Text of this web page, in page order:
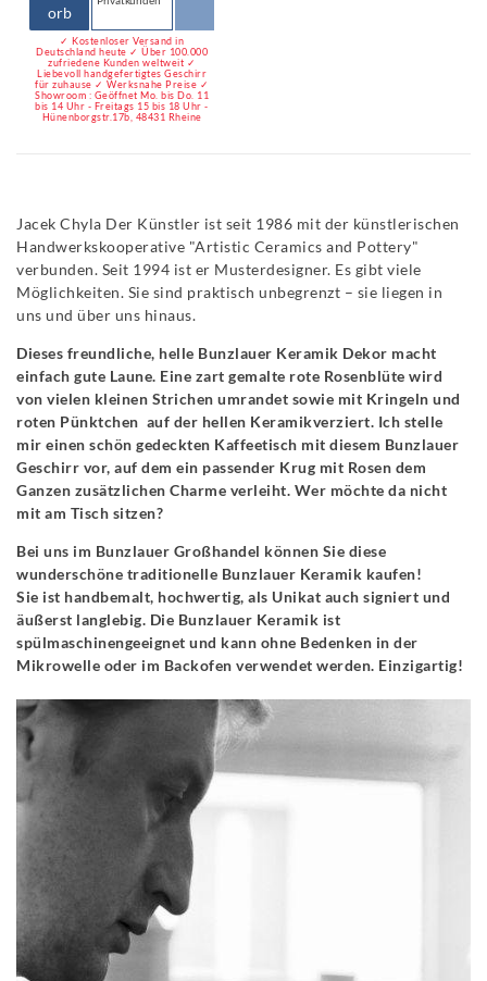
orb
✓ Kostenloser Versand in
Deutschland heute ✓ Über 100.000
zufriedene Kunden weltweit ✓
Liebevoll handgefertigtes Geschirr
für zuhause ✓ Werksnahe Preise ✓
Showroom : Geöffnet Mo. bis Do. 11
bis 14 Uhr - Freitags 15 bis 18 Uhr -
Hünenborgstr.17b, 48431 Rheine
Jacek Chyla Der Künstler ist seit 1986 mit der künstlerischen
Handwerkskooperative "Artistic Ceramics and Pottery"
verbunden. Seit 1994 ist er Musterdesigner. Es gibt viele
Möglichkeiten. Sie sind praktisch unbegrenzt – sie liegen in
uns und über uns hinaus.
Dieses freundliche, helle Bunzlauer Keramik Dekor macht
einfach gute Laune. Eine zart gemalte rote Rosenblüte wird
von vielen kleinen Strichen umrandet sowie mit Kringeln und
roten Pünktchen auf der hellen Keramikverziert. Ich stelle
mir einen schön gedeckten Kaffeetisch mit diesem Bunzlauer
Geschirr vor, auf dem ein passender Krug mit Rosen dem
Ganzen zusätzlichen Charme verleiht. Wer möchte da nicht
mit am Tisch sitzen?
Bei uns im Bunzlauer Großhandel können Sie diese
wunderschöne traditionelle Bunzlauer Keramik kaufen!
Sie ist handbemalt, hochwertig, als Unikat auch signiert und
äußerst langlebig. Die Bunzlauer Keramik ist
spülmaschinengeeignet und kann ohne Bedenken in der
Mikrowelle oder im Backofen verwendet werden. Einzigartig!